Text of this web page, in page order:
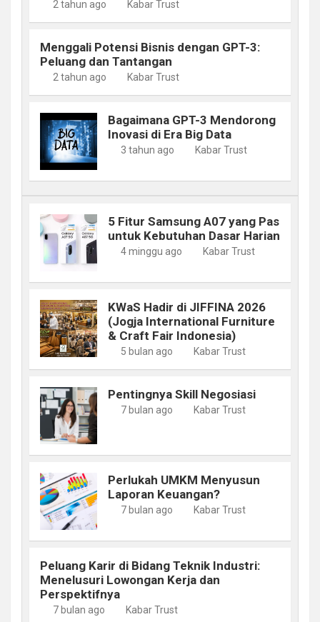
2 tahun ago Kabar Trust
Menggali Potensi Bisnis dengan GPT-3:
Peluang dan Tantangan
2 tahun ago Kabar Trust
Bagaimana GPT-3 Mendorong
Inovasi di Era Big Data
3 tahun ago Kabar Trust
5 Fitur Samsung A07 yang Pas
untuk Kebutuhan Dasar Harian
4 minggu ago Kabar Trust
KWaS Hadir di JIFFINA 2026
(Jogja International Furniture
& Craft Fair Indonesia)
5 bulan ago Kabar Trust
Pentingnya Skill Negosiasi
7 bulan ago Kabar Trust
Perlukah UMKM Menyusun
Laporan Keuangan?
7 bulan ago Kabar Trust
Peluang Karir di Bidang Teknik Industri:
Menelusuri Lowongan Kerja dan
Perspektifnya
7 bulan ago Kabar Trust